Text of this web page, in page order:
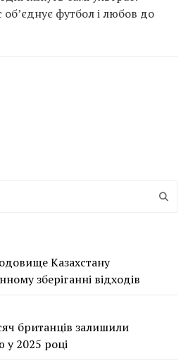
об’єднує футбол і любов до
Казахстану
зберіганні відходів
британців залишили
у 2025 році